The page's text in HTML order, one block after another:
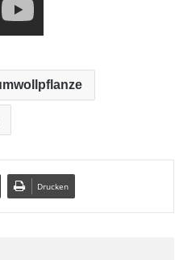
Drucken